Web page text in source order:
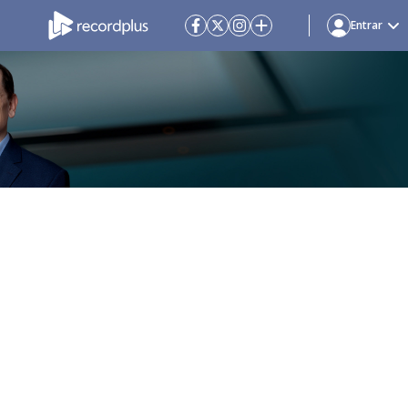
Entrar